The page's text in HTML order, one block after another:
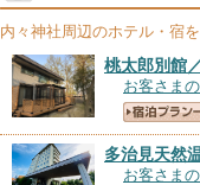
内々神社周辺のホテル・宿
桃太郎別館
お客さまの
多治見天然
お客さま